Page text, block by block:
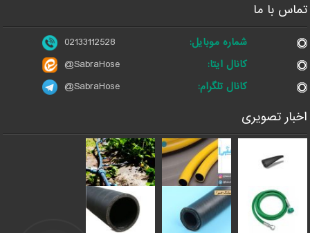
تماس با ما
شماره موبایل:
02133112528
کانال ایتا:
@SabraHose
کانال تلگرام:
@SabraHose
اخبار تصویری